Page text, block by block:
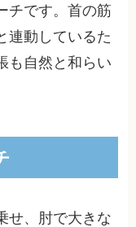
チです。首の筋
連動しているた
も自然と和らい
せ、肘で大きな